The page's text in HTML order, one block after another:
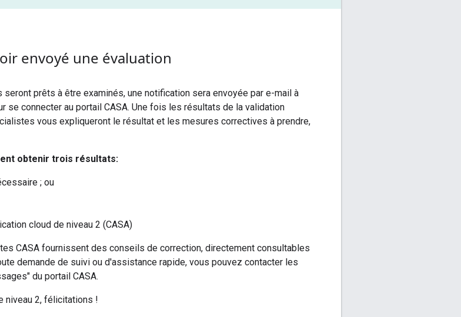
envoyé une évaluation
seront prêts à être examinés, une notification sera envoyée par e-mail à
se connecter au portail CASA. Une fois les résultats de la validation
vous expliqueront le résultat et les mesures correctives à prendre,
obtenir trois résultats:
; ou
cloud de niveau 2 (CASA)
CASA fournissent des conseils de correction, directement consultables
demande de suivi ou d'assistance rapide, vous pouvez contacter les
du portail CASA.
niveau 2, félicitations !